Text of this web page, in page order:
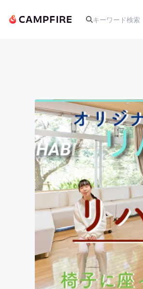
アート・写真
テクノロジー
映像・映画
ビジネス・起業
まちづくり・